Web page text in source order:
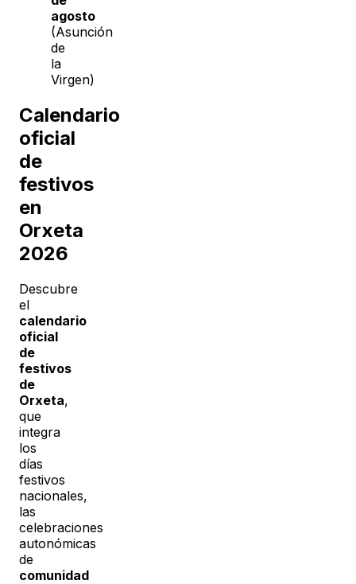
agosto
(Asunción
de
la
Virgen)
Calendario
oficial
de
festivos
en
Orxeta
2026
Descubre
el
calendario
oficial
de
festivos
de
Orxeta,
que
integra
los
días
festivos
nacionales,
las
celebraciones
autonómicas
de
comunidad